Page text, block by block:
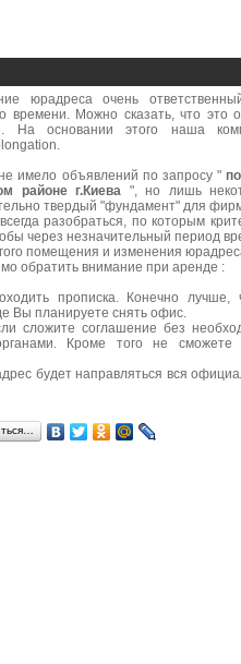
очень
времени. Можно сказать, что это
На основании этого наша
имело объявлений по запросу "
районе г.Киева ", но лишь
твердый "фундамент" для
разобраться, по которым
через незначительный период
помещения и изменения
обратить внимание при аренде :
прописка. Конечно лучше,
Вы планируете снять офис.
сложите соглашение без
Кроме того не сможете
будет направляться вся